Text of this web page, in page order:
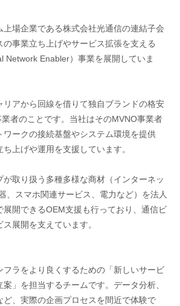
上場企業である株式会社光通信の連結子会
事業立ち上げやサービス拡張を支える
Network Enabler）事業を展開していま
リアから回線を借りて独自ブランドの格安
者のことです。当社はそのMVNO事業者
ワークの接続基盤やシステム環境を提供
上げや運用を支援しています。
が取り扱う多種多様な商材（インターネッ
、スマホ関連サービス、電力など）を法人
展開できるOEM支援も行っており、通信ビ
展開を支えています。
フラをより良くするための「新しいサービ
」を担当するチームです。データ分析、
ど、実際の企画プロセスを間近で体験で